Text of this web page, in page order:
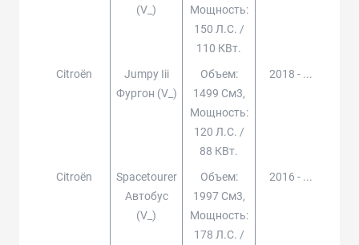
(v_)
Мощность:
150 Л.с. /
110 КВт.
Citroën
Jumpy Iii
Фургон (v_)
Объем:
1499 См3,
Мощность:
120 Л.с. /
88 КВт.
2018 - ...
Citroën
Spacetourer
Автобус
(v_)
Объем:
1997 См3,
Мощность:
178 Л.с. /
2016 - ...